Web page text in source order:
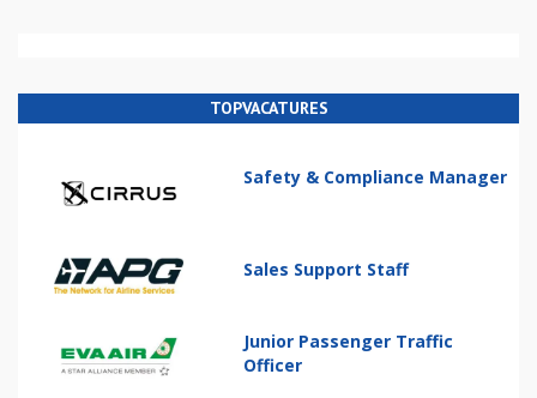
TOPVACATURES
Safety & Compliance Manager
Sales Support Staff
Junior Passenger Traffic
Officer